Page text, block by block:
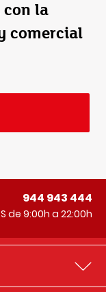
con la
comercial
944 943 444
de 9:00h a 22:00h